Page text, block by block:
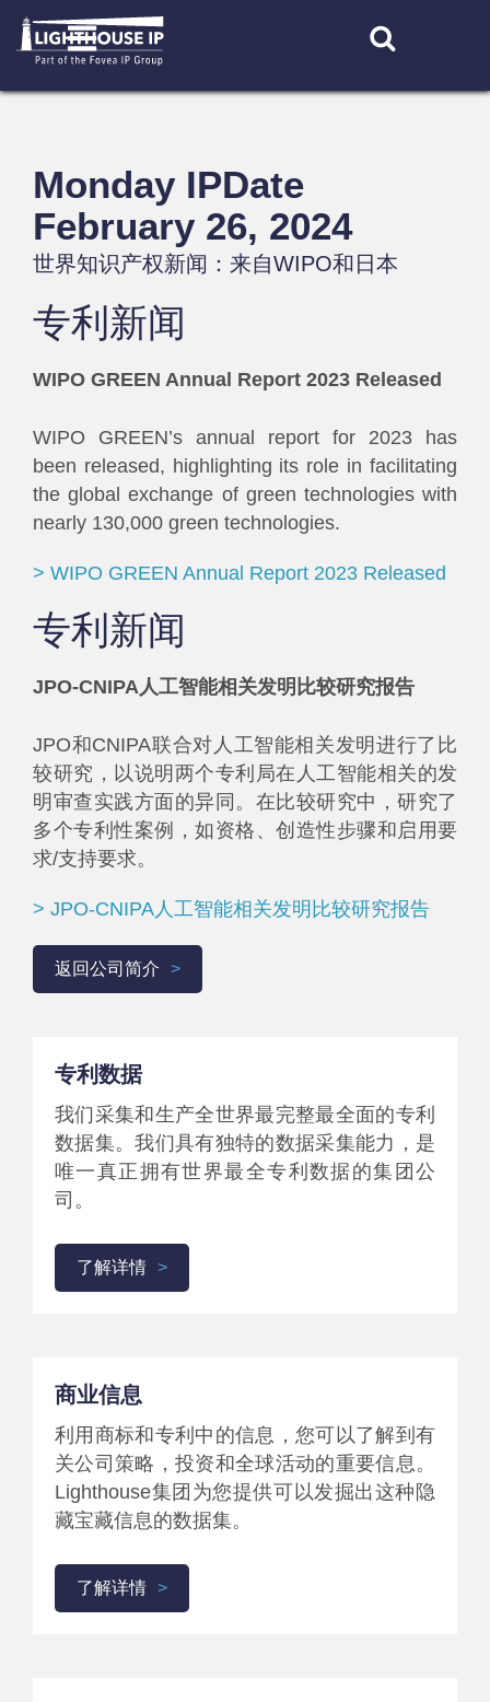
content
Monday IPDate
February 26, 2024
世界知识产权新闻：来自WIPO和日本
专利新闻
WIPO GREEN Annual Report 2023 Released
WIPO GREEN’s annual report for 2023 has
been released, highlighting its role in facilitating
the global exchange of green technologies with
nearly 130,000 green technologies.
> WIPO GREEN Annual Report 2023 Released
专利新闻
JPO-CNIPA人工智能相关发明比较研究报告
JPO和CNIPA联合对人工智能相关发明进行了比
较研究，以说明两个专利局在人工智能相关的发
明审查实践方面的异同。在比较研究中，研究了
多个专利性案例，如资格、创造性步骤和启用要
求/支持要求。
> JPO-CNIPA人工智能相关发明比较研究报告
返回公司简介
专利数据
我们采集和生产全世界最完整最全面的专利
数据集。我们具有独特的数据采集能力，是
唯一真正拥有世界最全专利数据的集团公
司。
了解详情
商业信息
利用商标和专利中的信息，您可以了解到有
关公司策略，投资和全球活动的重要信息。
Lighthouse集团为您提供可以发掘出这种隐
藏宝藏信息的数据集。
了解详情